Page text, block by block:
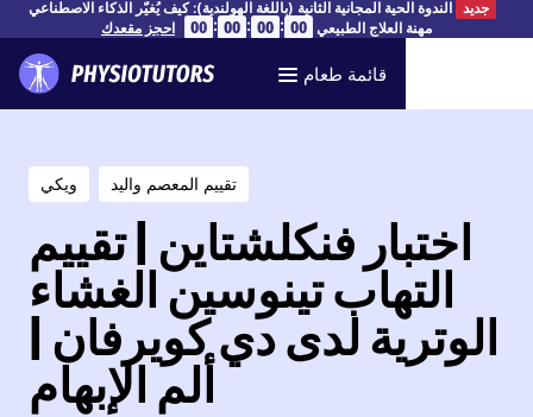
جديد
الندوة الحية المجانية الثانية (باللغة الهولندية): كيف يُغيّر الذكاء الاصطناعي
مهنة العلاج الطبيعي
00 : 00 : 00 : 00 احجز مقعدك
قائمة طعام
ويكي تقييم المعصم واليد
اختبار فنكلشتاين | تقييم
التهاب تينوسين الغشاء
الوترية لدى دي كويرفان |
ألم الإبهام